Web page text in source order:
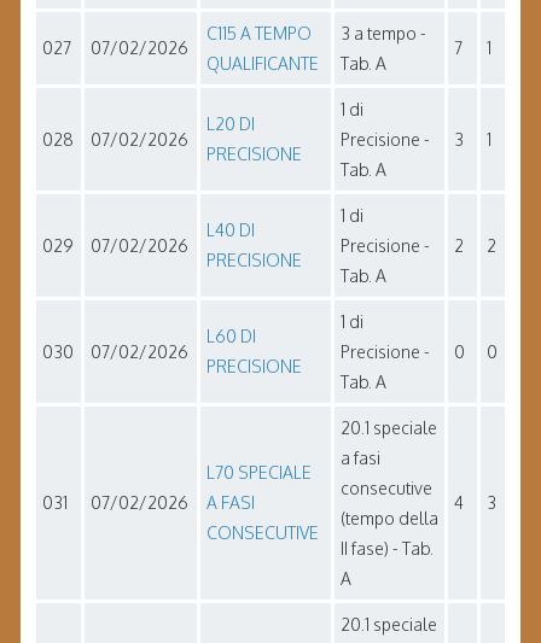
027 07/02/2026
C115 A TEMPO
QUALIFICANTE
3 a tempo -
Tab. A
7 1
028 07/02/2026
L20 DI
PRECISIONE
1 di
Precisione -
Tab. A
3 1
029 07/02/2026
L40 DI
PRECISIONE
1 di
Precisione -
Tab. A
2 2
030 07/02/2026
L60 DI
PRECISIONE
1 di
Precisione -
Tab. A
0 0
031 07/02/2026
L70 SPECIALE
A FASI
CONSECUTIVE
20.1 speciale
a fasi
consecutive
(tempo della
II fase) - Tab.
A
4 3
20.1 speciale